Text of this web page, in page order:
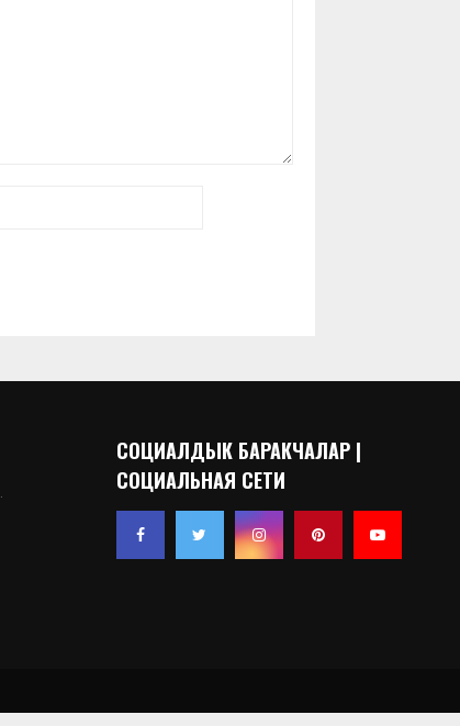
СОЦИАЛДЫК БАРАКЧАЛАР |
СОЦИАЛЬНАЯ СЕТИ